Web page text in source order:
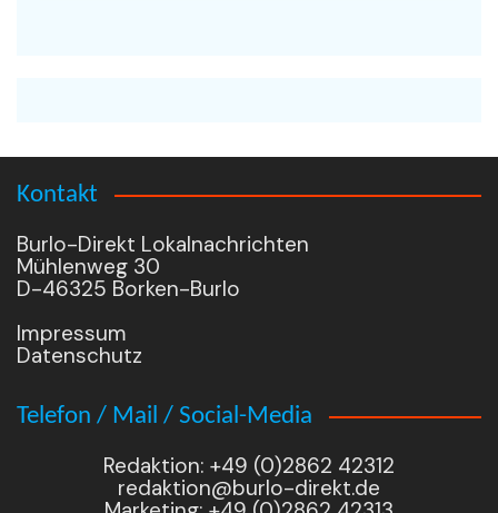
Kontakt
Burlo-Direkt Lokalnachrichten
Mühlenweg 30
D-46325 Borken-Burlo
Impressum
Datenschutz
Telefon / Mail / Social-Media
Redaktion: +49 (0)2862 42312
redaktion@burlo-direkt.de